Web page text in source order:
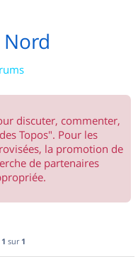
discuter, commenter,
Topos". Pour les
la promotion de
de partenaires
1 sur 1